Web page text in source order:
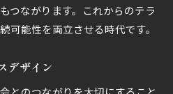
つながります。これからのテラ
可能性を両立させる時代です。
デザイン